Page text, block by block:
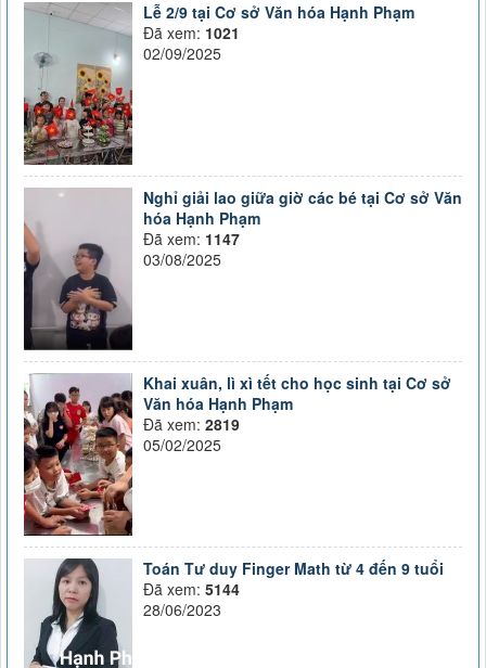
Lễ 2/9 tại Cơ sở Văn hóa Hạnh Phạm
Đã xem: 1021
02/09/2025
Nghỉ giải lao giữa giờ các bé tại Cơ sở Văn
hóa Hạnh Phạm
Đã xem: 1147
03/08/2025
Khai xuân, lì xì tết cho học sinh tại Cơ sở
Văn hóa Hạnh Phạm
Đã xem: 2819
05/02/2025
Toán Tư duy Finger Math từ 4 đến 9 tuổi
Đã xem: 5144
28/06/2023